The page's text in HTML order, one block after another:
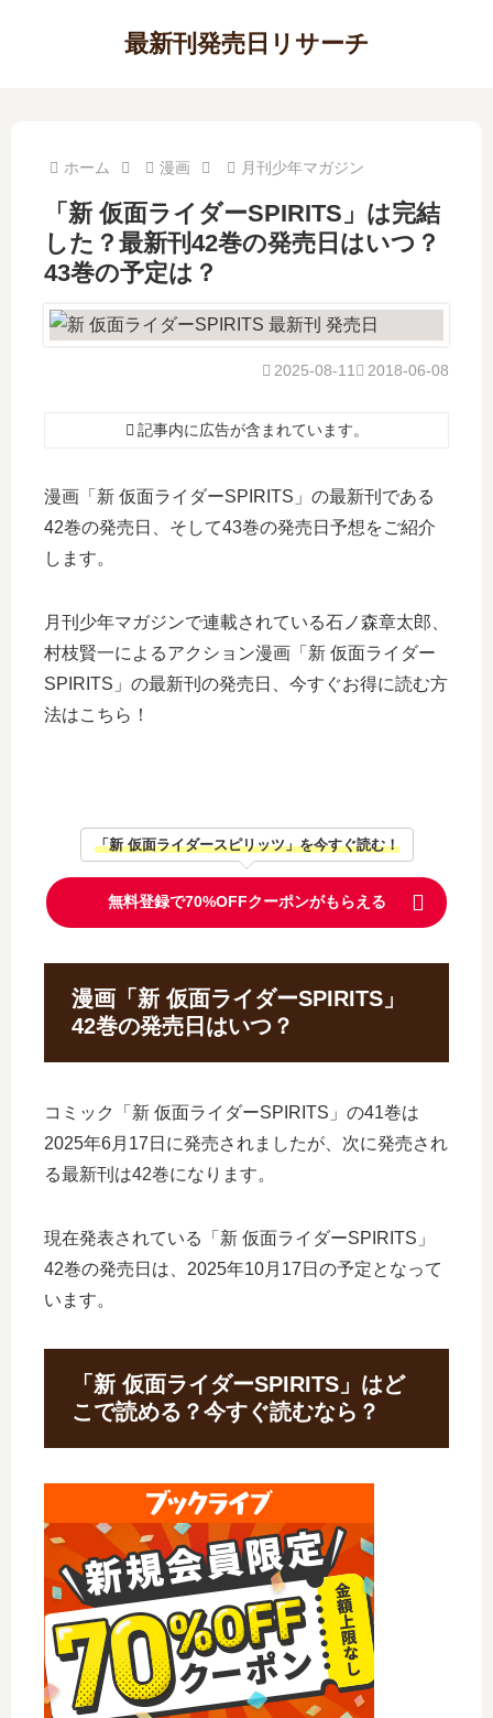
最新刊発売日リサーチ
ホーム 漫画 月刊少年マガジン
「新 仮面ライダーSPIRITS」は完結
した？最新刊42巻の発売日はいつ？
43巻の予定は？
2018-06-08
2025-08-11
記事内に広告が含まれています。
漫画「新 仮面ライダーSPIRITS」の最新刊である
42巻の発売日、そして43巻の発売日予想をご紹介
します。
月刊少年マガジンで連載されている石ノ森章太郎、
村枝賢一によるアクション漫画「新 仮面ライダー
SPIRITS」の最新刊の発売日、今すぐお得に読む方
法はこちら！
「新 仮面ライダースピリッツ」を今すぐ読む！
無料登録で70%OFFクーポンがもらえる
漫画「新 仮面ライダーSPIRITS」
42巻の発売日はいつ？
コミック「新 仮面ライダーSPIRITS」の41巻は
2025年6月17日に発売されましたが、次に発売され
る最新刊は42巻になります。
現在発表されている「新 仮面ライダーSPIRITS」
42巻の発売日は、2025年10月17日の予定となって
います。
「新 仮面ライダーSPIRITS」はど
こで読める？今すぐ読むなら？